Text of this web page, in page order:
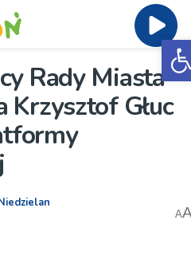
Rady Miasta
Krzysztof Głuc
A